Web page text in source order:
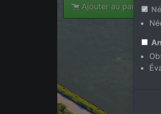
Ajouter au panier int.